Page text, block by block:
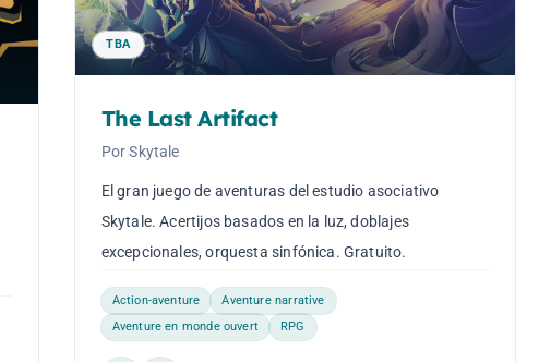
TBA
The Last Artifact
Por Skytale
El gran juego de aventuras del estudio asociativo
Skytale. Acertijos basados en la luz, doblajes
excepcionales, orquesta sinfónica. Gratuito.
Action-aventure
Aventure narrative
Aventure en monde ouvert
RPG